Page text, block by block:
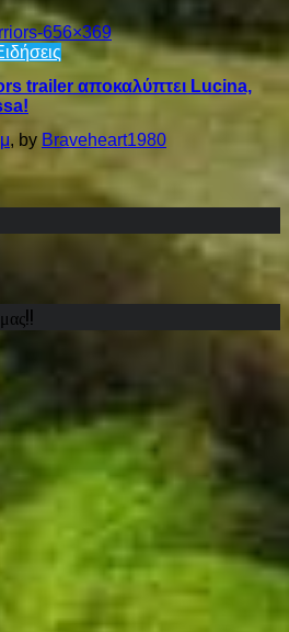
trailer αποκαλύπτει Lucina,
, by Braveheart1980